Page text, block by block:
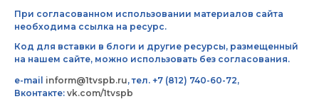
При согласованном использовании материалов сайта
необходима ссылка на ресурс.
Код для вставки в блоги и другие ресурсы, размещенный
на нашем сайте, можно использовать без согласования.
e-mail inform@1tvspb.ru, тел. +7 (812) 740-60-72,
Вконтакте: vk.com/1tvspb